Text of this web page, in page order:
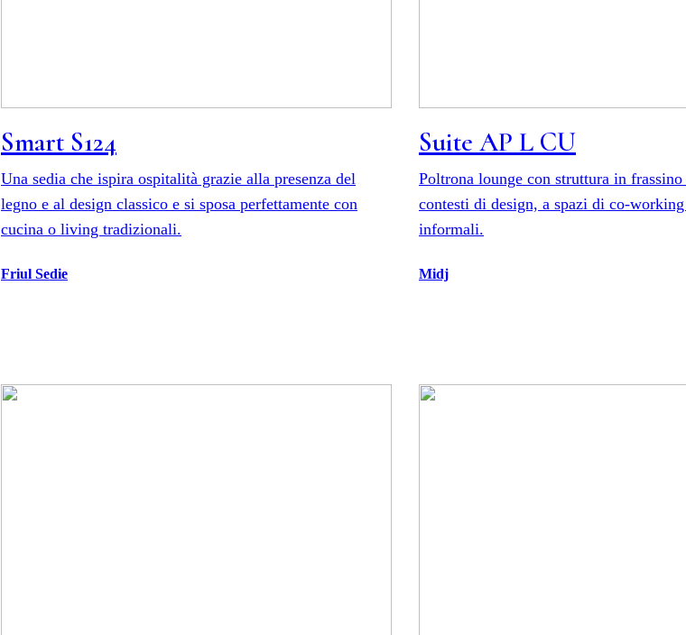
Smart S124
Una sedia che ispira ospitalità grazie alla presenza del
legno e al design classico e si sposa perfettamente con
cucina o living tradizionali.
Friul Sedie
Suite AP L CU
Poltrona lounge con struttura in
contesti di design, a spazi di co-
informali.
Midj